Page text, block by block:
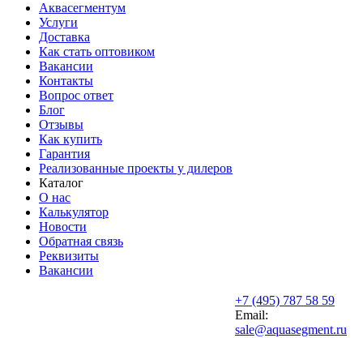
Аквасегментум
Услуги
Доставка
Как стать оптовиком
Вакансии
Контакты
Вопрос ответ
Блог
Отзывы
Как купить
Гарантия
Реализованные проекты у дилеров
Каталог
О нас
Калькулятор
Новости
Обратная связь
Реквизиты
Вакансии
+7 (495) 787 58 59
Email:
sale@aquasegment.ru